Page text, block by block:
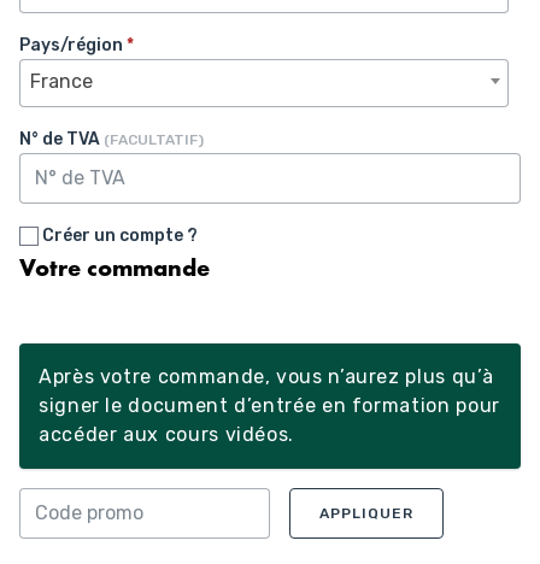
Pays/région *
France
N° de TVA (FACULTATIF)
Créer un compte ?
Votre commande
Après votre commande, vous n’aurez plus qu’à
signer le document d’entrée en formation pour
accéder aux cours vidéos.
APPLIQUER